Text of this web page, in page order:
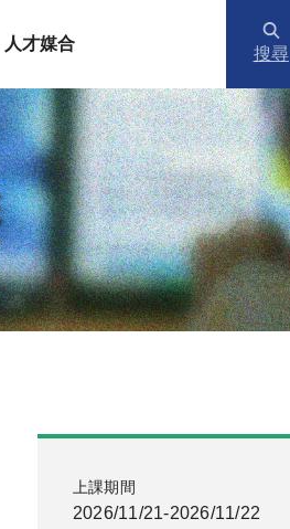
人才媒合
搜尋
上課期間
2026/11/21-2026/11/22